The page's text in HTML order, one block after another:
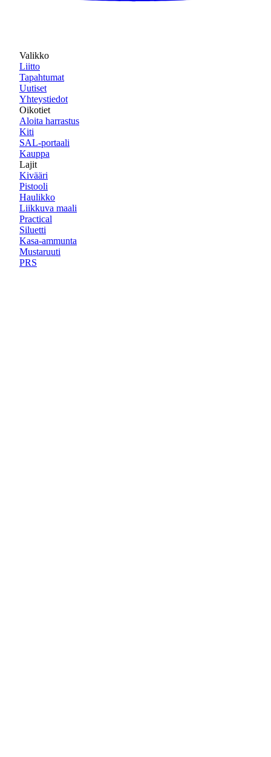
Valikko
Liitto
Tapahtumat
Uutiset
Yhteystiedot
Oikotiet
Aloita harrastus
Kiti
SAL-portaali
Kauppa
Lajit
Kivääri
Pistooli
Haulikko
Liikkuva maali
Practical
Siluetti
Kasa-ammunta
Mustaruuti
PRS